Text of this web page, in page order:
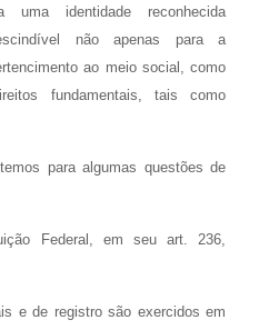
uma identidade reconhecida
não apenas para a
ao meio social, como
fundamentais, tais como
para algumas questões de
Federal, em seu art. 236,
e de registro são exercidos em